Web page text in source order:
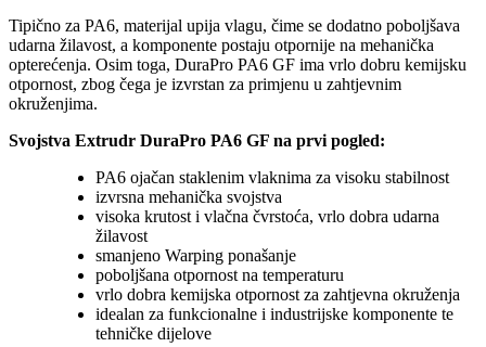
Tipično za PA6, materijal upija vlagu, čime se dodatno poboljšava
udarna žilavost, a komponente postaju otpornije na mehanička
opterećenja. Osim toga, DuraPro PA6 GF ima vrlo dobru kemijsku
otpornost, zbog čega je izvrstan za primjenu u zahtjevnim
okruženjima.
Svojstva Extrudr DuraPro PA6 GF na prvi pogled:
PA6 ojačan staklenim vlaknima za visoku stabilnost
izvrsna mehanička svojstva
visoka krutost i vlačna čvrstoća, vrlo dobra udarna
žilavost
smanjeno Warping ponašanje
poboljšana otpornost na temperaturu
vrlo dobra kemijska otpornost za zahtjevna okruženja
idealan za funkcionalne i industrijske komponente te
tehničke dijelove